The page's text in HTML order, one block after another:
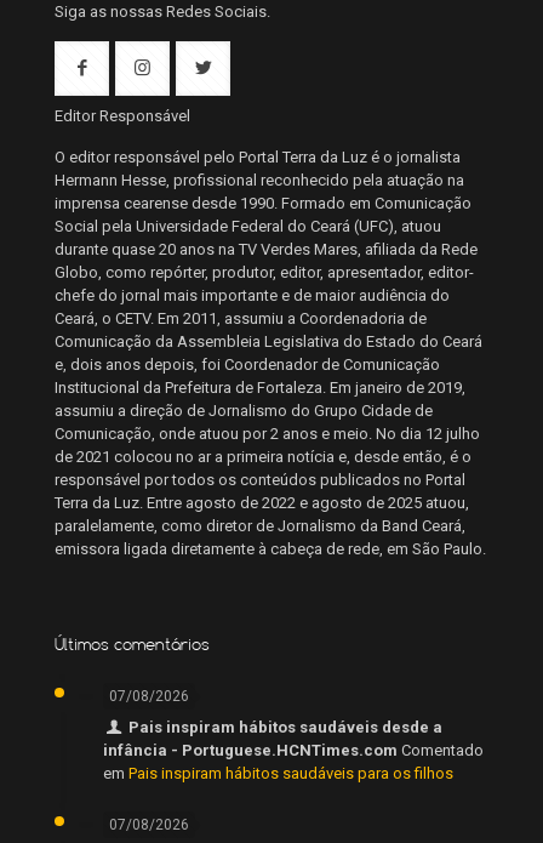
Siga as nossas Redes Sociais.
Editor Responsável
O editor responsável pelo Portal Terra da Luz é o jornalista
Hermann Hesse, profissional reconhecido pela atuação na
imprensa cearense desde 1990. Formado em Comunicação
Social pela Universidade Federal do Ceará (UFC), atuou
durante quase 20 anos na TV Verdes Mares, afiliada da Rede
Globo, como repórter, produtor, editor, apresentador, editor-
chefe do jornal mais importante e de maior audiência do
Ceará, o CETV. Em 2011, assumiu a Coordenadoria de
Comunicação da Assembleia Legislativa do Estado do Ceará
e, dois anos depois, foi Coordenador de Comunicação
Institucional da Prefeitura de Fortaleza. Em janeiro de 2019,
assumiu a direção de Jornalismo do Grupo Cidade de
Comunicação, onde atuou por 2 anos e meio. No dia 12 julho
de 2021 colocou no ar a primeira notícia e, desde então, é o
responsável por todos os conteúdos publicados no Portal
Terra da Luz. Entre agosto de 2022 e agosto de 2025 atuou,
paralelamente, como diretor de Jornalismo da Band Ceará,
emissora ligada diretamente à cabeça de rede, em São Paulo.
Últimos comentários
07/08/2026
Pais inspiram hábitos saudáveis desde a
infância - Portuguese.HCNTimes.com Comentado
em Pais inspiram hábitos saudáveis para os filhos
07/08/2026